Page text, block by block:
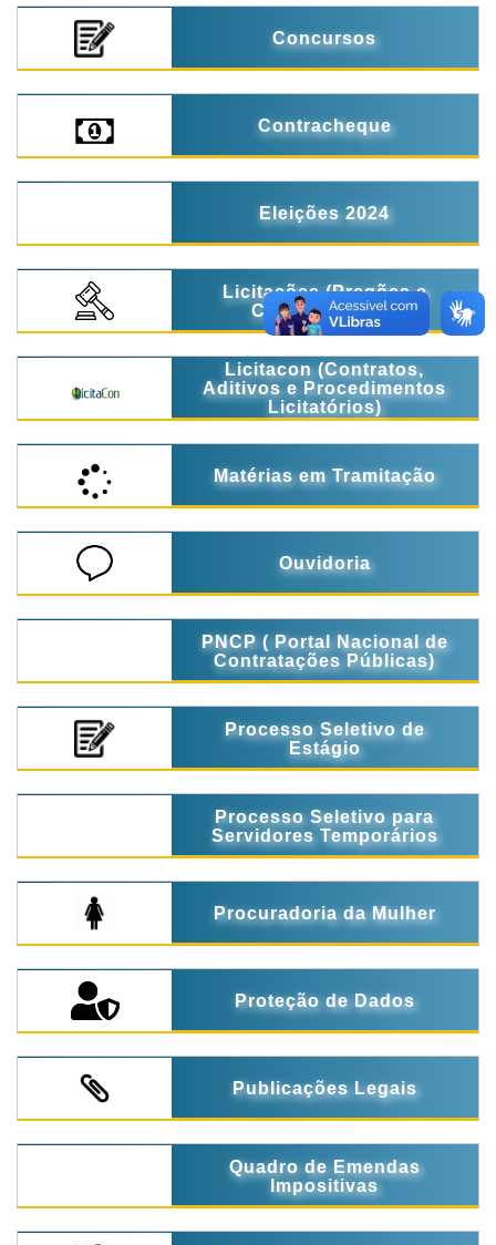
Concursos
Contracheque
Eleições 2024
Licitações (Pregões e
Concorrências)
Licitacon (Contratos,
Aditivos e Procedimentos
Licitatórios)
Matérias em Tramitação
Ouvidoria
PNCP ( Portal Nacional de
Contratações Públicas)
Processo Seletivo de
Estágio
Processo Seletivo para
Servidores Temporários
Procuradoria da Mulher
Proteção de Dados
Publicações Legais
Quadro de Emendas
Impositivas